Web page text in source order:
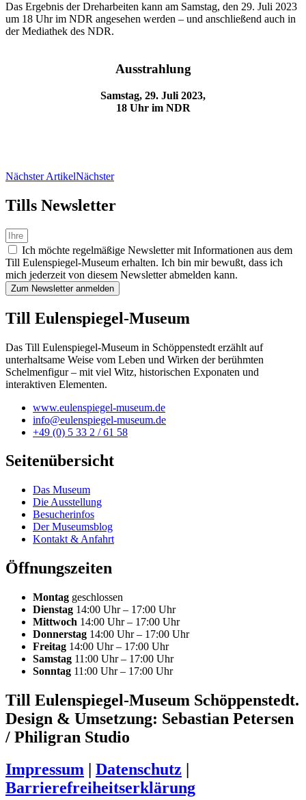
Das Ergebnis der Dreharbeiten kann am Samstag, den 29. Juli 2023
um 18 Uhr im NDR angesehen werden – und anschließend auch in
der Mediathek des NDR.
Ausstrahlung
Samstag, 29. Juli 2023,
18 Uhr im NDR
Nächster ArtikelNächster
Tills News­letter
Ich möchte regelmäßige Newsletter mit Informationen aus dem
Till Eulenspiegel-Museum erhalten. Ich bin mir bewußt, dass ich
mich jederzeit von diesem Newsletter abmelden kann.
Zum Newsletter anmelden
Till Eulenspiegel-Museum
Das Till Eulenspiegel-Museum in Schöppenstedt erzählt auf
unterhaltsame Weise vom Leben und Wirken der berühmten
Schelmenfigur – mit viel Witz, historischen Exponaten und
interaktiven Elementen.
www.eulenspiegel-museum.de
info@eulenspiegel-museum.de
+49 (0) 5 33 2 / 61 58
Seitenübersicht
Das Museum
Die Ausstellung
Besucherinfos
Der Museumsblog
Kontakt & Anfahrt
Öffnungszeiten
Montag geschlossen
Dienstag 14:00 Uhr – 17:00 Uhr
Mittwoch 14:00 Uhr – 17:00 Uhr
Donnerstag 14:00 Uhr – 17:00 Uhr
Freitag 14:00 Uhr – 17:00 Uhr
Samstag 11:00 Uhr – 17:00 Uhr
Sonntag 11:00 Uhr – 17:00 Uhr
Till Eulenspiegel-Museum Schöppenstedt.
Design & Umsetzung: Sebastian Petersen
/ Philigran Studio
Impressum | Datenschutz |
Barrierefreiheitserklärung